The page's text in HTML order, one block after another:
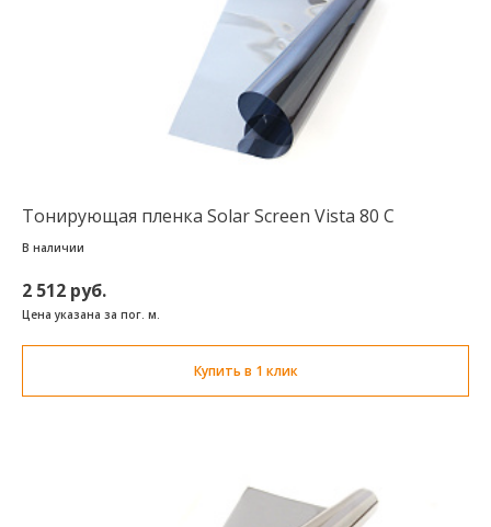
Тонирующая пленка Solar Screen Vista 80 C
В наличии
2 512 руб.
Цена указана за пог. м.
Купить в 1 клик